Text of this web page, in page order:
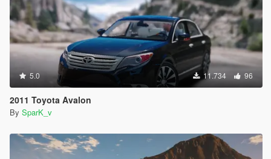
5.0 11.734 96
2011 Toyota Avalon
By SparK_v